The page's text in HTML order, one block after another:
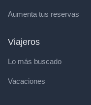
Aumenta tus reservas
Viajeros
Lo más buscado
Vacaciones